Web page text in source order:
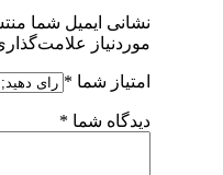
نشانی ایمیل شما
موردنیاز
امتیاز شما *
دیدگاه شما *